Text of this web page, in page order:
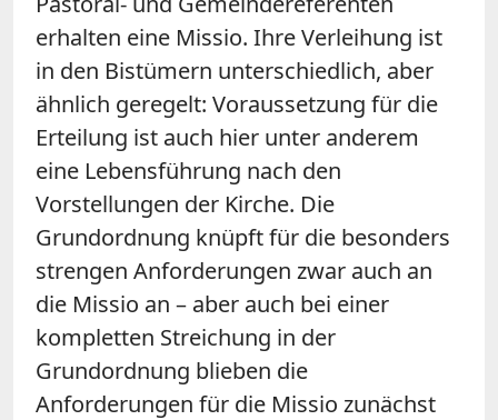
erhalten eine Missio. Ihre Verleihung ist
in den Bistümern unterschiedlich, aber
ähnlich geregelt: Voraussetzung für die
Erteilung ist auch hier unter anderem
eine Lebensführung nach den
Vorstellungen der Kirche. Die
Grundordnung knüpft für die besonders
strengen Anforderungen zwar auch an
die Missio an – aber auch bei einer
kompletten Streichung in der
Grundordnung blieben die
Anforderungen für die Missio zunächst